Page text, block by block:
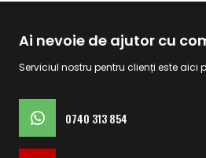
Ai nevoie de ajutor cu
Serviciul nostru pentru clienți este aici
0740 313 854